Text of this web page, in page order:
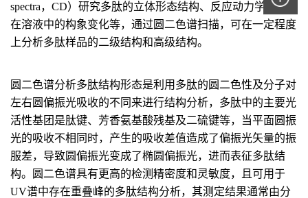
spectra，CD）研究多肽的立体形态结构、反应动力学及其
在溶液中的构象变化等，通过圆二色谱扫描，可在一定程度
上分析多肽样品的二级结构和高级结构。
圆二色谱分析多肽结构形态是利用多肽的圆二色性及分子对
左右圆偏振光吸收的不同来进行结构分析，多肽中的主要光
活性基团是肽键、芳香氨基酸残基及二硫键等，当平面圆振
光的吸收不相同时，产生的吸收差值造成了偏振光矢量的振
服差，导致圆偏振光变成了椭圆偏振光，进而表征多肽结
构。圆二色谱具有更高的检测精密度和灵敏度，且可用于
UV谱中存在重叠峰的多肽结构分析，其测定结果通常由分